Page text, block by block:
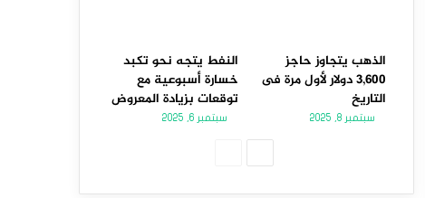
الذهب يتجاوز حاجز
3,600 دولار لأول مرة فى
التاريخ
سبتمبر 8, 2025
النفط يتجه نحو تكبد
خسارة أسبوعية مع
توقعات بزيادة المعروض
سبتمبر 6, 2025